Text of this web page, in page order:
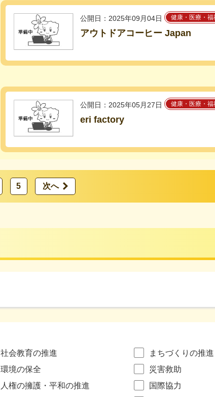
公開日：2025年09月04日 健康・医療・福
アウトドアコーヒー Japan
公開日：2025年05月27日 健康・医療・福
eri factory
5 次へ
社会教育の推進
まちづくりの推進
環境の保全
災害救助
人権の擁護・平和の推進
国際協力